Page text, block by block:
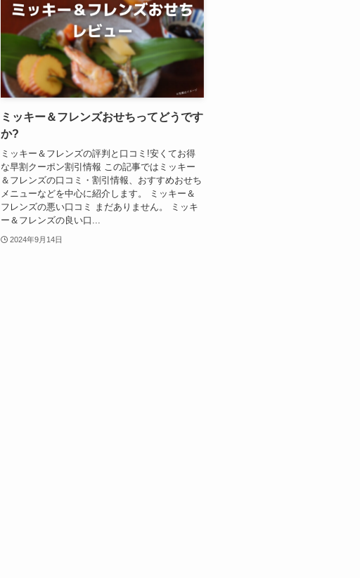
ミッキー＆フレンズおせちってどうです
か?
ミッキー＆フレンズの評判と口コミ!安くてお得
な早割クーポン割引情報 この記事ではミッキー
＆フレンズの口コミ・割引情報、おすすめおせち
メニューなどを中心に紹介します。 ミッキー＆
フレンズの悪い口コミ まだありません。 ミッキ
ー＆フレンズの良い口...
2024年9月14日